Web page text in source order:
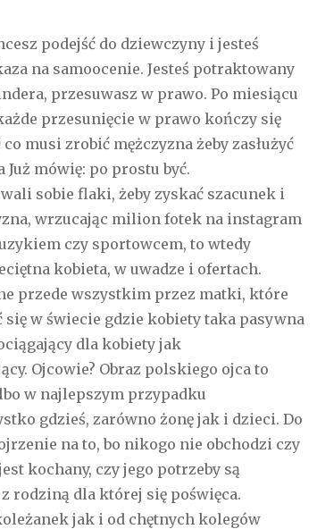
podejść do dziewczyny i jesteś
na samoocenie. Jesteś potraktowany
przesuwasz w prawo. Po miesiącu
przesunięcie w prawo kończy się
musi zrobić mężczyzna żeby zasłużyć
mówię: po prostu być.
sobie flaki, żeby zyskać szacunek i
wrzucając milion fotek na instagram
czy sportowcem, to wtedy
kobieta, w uwadze i ofertach.
przede wszystkim przez matki, które
w świecie gdzie kobiety taka pasywna
dla kobiety jak
Ojcowie? Obraz polskiego ojca to
w najlepszym przypadku
gdzieś, zarówno żonę jak i dzieci. Do
na to, bo nikogo nie obchodzi czy
kochany, czy jego potrzeby są
rodziną dla której się poświęca.
jak i od chętnych kolegów